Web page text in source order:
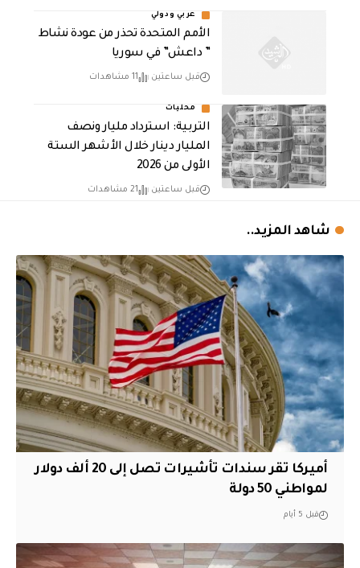
عربي ودولي
الأمم المتحدة تحذر من عودة نشاط
” داعش” في سوريا
قبل ساعتين 11 مشاهدات
محليات
التربية: استرداد مليار ونصف
المليار دينار خلال الأشهر الستة
الأولى من 2026
قبل ساعتين 21 مشاهدات
شاهد المزيد..
أميركا تقر سندات تأشيرات تصل إلى 20 ألف دولار
لمواطني 50 دولة
قبل 5 أيام